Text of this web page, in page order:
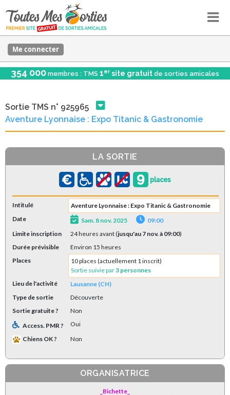
Me connecter
354 000 membres : TMS 1er site gratuit de sorties amicales
Sortie TMS n° 925965
Aventure Lyonnaise : Expo Titanic & Gastronomie
LA SORTIE
Intitulé
Aventure Lyonnaise : Expo Titanic & Gastronomie
Date
Sam. 8 nov. 2025
09:00
Limite inscription
24 heures avant (jusqu'au 7 nov. à 09:00)
Durée prévisible
Environ 15 heures
Places
10 places (actuellement 1 inscrit)
Sortie suivie par3 personnes
Lieu de l'activité
Lausanne (CH)
Type de sortie
Découverte
Sortie gratuite ?
Non
Access. PMR ?
Oui
Chiens OK ?
Non
ORGANISATRICE
_Bichette_